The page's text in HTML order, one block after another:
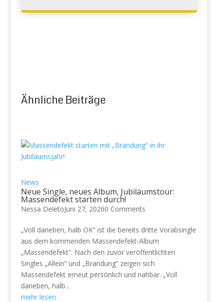
Ähnliche Beiträge
News
Neue Single, neues Album, Jubiläumstour:
Massendefekt starten durch!
Nessa DeletoJuni 27, 20260 Comments
„Voll daneben, halb OK“ ist die bereits dritte Vorabsingle
aus dem kommenden Massendefekt-Album
„Massendefekt“. Nach den zuvor veröffentlichten
Singles „Allein“ und „Brandung“ zeigen sich
Massendefekt erneut persönlich und nahbar. „Voll
daneben, halb...
mehr lesen